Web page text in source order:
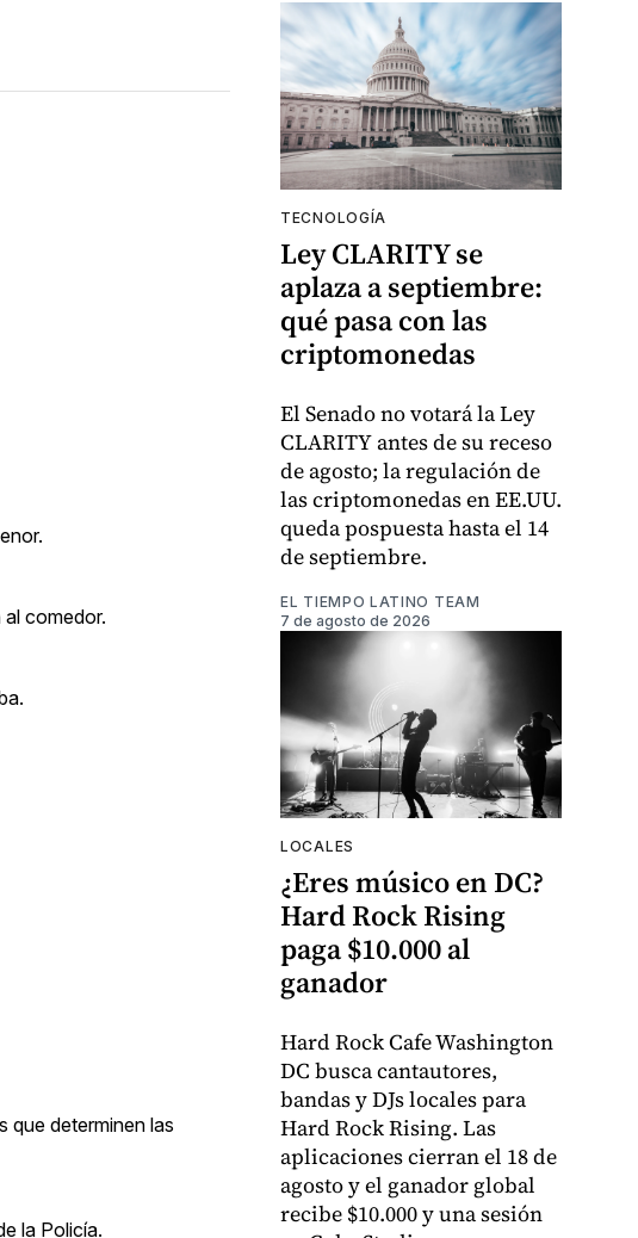
comedor.
que determinen las
la Policía.
TECNOLOGÍA
Ley CLARITY se
aplaza a septiembre:
qué pasa con las
criptomonedas
El Senado no votará la Ley
CLARITY antes de su receso
de agosto; la regulación de
las criptomonedas en EE.UU.
queda pospuesta hasta el 14
de septiembre.
EL TIEMPO LATINO TEAM
7 de agosto de 2026
LOCALES
¿Eres músico en DC?
Hard Rock Rising
paga $10.000 al
ganador
Hard Rock Cafe Washington
DC busca cantautores,
bandas y DJs locales para
Hard Rock Rising. Las
aplicaciones cierran el 18 de
agosto y el ganador global
recibe $10.000 y una sesión